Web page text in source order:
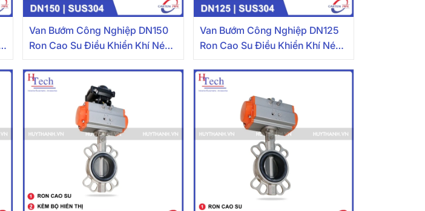
Van Bướm Công Nghiệp DN150
Ron Cao Su Điều Khiển Khí Nén
Van Bướm Công Nghiệp DN125
Ron Cao Su Điều Khiển Khí Nén